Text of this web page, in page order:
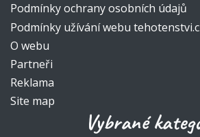
Podmínky ochrany osobních údajů
Podmínky užívání webu
O webu
Partneři
Reklama
Site map
Vybrané